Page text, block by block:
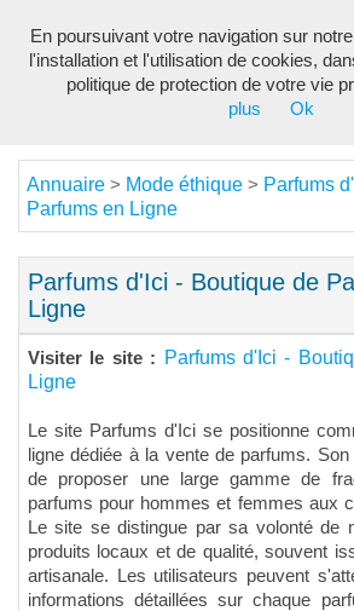
Annuaire > Mode éthique > Parfums
Parfums en Ligne
Parfums d'Ici - Boutique de
Ligne
Visiter le site :
Parfums d'Ici -
Ligne
Le site Parfums d'Ici se positionne
ligne dédiée à la vente de parfums.
de proposer une large gamme de
parfums pour hommes et femmes aux
Le site se distingue par sa volonté de
produits locaux et de qualité, souvent
artisanale. Les utilisateurs peuvent
informations détaillées sur chaque
En poursuivant votre navigation sur
l'installation et l'utilisation de cookies,
politique de protection de votre vie
plus
Ok